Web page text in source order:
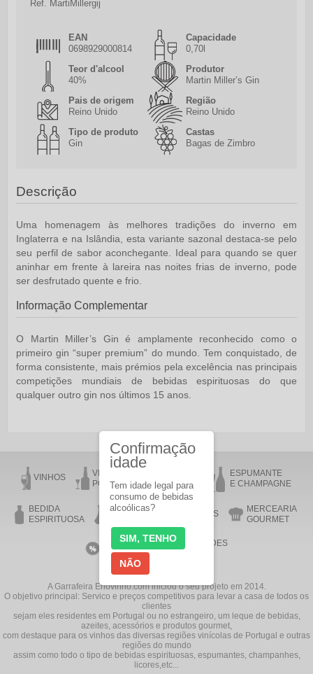
Ref. MartiMillergij
EAN
0698929000814
Capacidade
0,70l
Teor d'alcool
40%
Produtor
Martin Miller’s Gin
Pais de origem
Reino Unido
Região
Reino Unido
Tipo de produto
Gin
Castas
Bagas de Zimbro
Descrição
Uma homenagem às melhores tradições do inverno em
Inglaterra e na Islândia, esta variante sazonal destaca-se pelo
seu perfil de sabor aconchegante. Ideal para quando se quer
aninhar em frente à lareira nas noites frias de inverno, pode
ser desfrutado quente e frio.
Informação Complementar
O Martin Miller’s Gin é amplamente reconhecido como o
primeiro gin “super premium” do mundo. Tem conquistado, de
forma consistente, mais prémios pela excelência nas principais
competições mundiais de bebidas espirituosas do que
qualquer outro gin nos últimos 15 anos.
VINHOS
VINHO DO
PORTO
MADEIRA
ESPUMANTE
E CHAMPAGNE
BEDIDA
ESPIRITUOSA
AZEITE ACESSÓRIOS
MERCEARIA
GOURMET
VINHOS EM
PROMOÇÃO
NOVIDADES
A Garrafeira Enovinho.com iniciou o seu projeto em 2014.
O objetivo principal: Servico e preços competitivos para levar a casa de todos os
clientes
sejam eles residentes em Portugal ou no estrangeiro, um leque de bebidas,
azeites, acessórios e produtos gourmet,
com destaque para os vinhos das diversas regiões vinícolas de Portugal e outras
regiões do mundo
assim como todo o tipo de bebidas espirituosas, espumantes, champanhes,
licores,etc...
Confirmação
idade
Tem idade legal para
consumo de bebidas
alcoólicas?
SIM, TENHO
NÃO